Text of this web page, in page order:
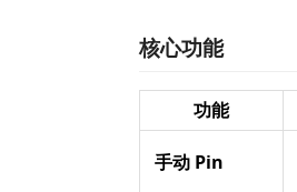
核心功能
功能
手动 Pin